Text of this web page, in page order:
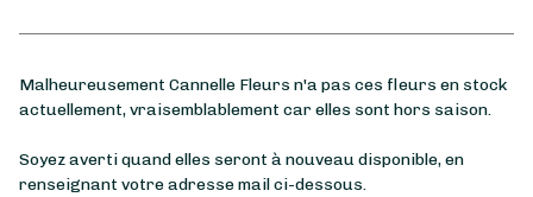
Malheureusement Cannelle Fleurs n'a pas ces fleurs en stock
actuellement, vraisemblablement car elles sont hors saison.
Soyez averti quand elles seront à nouveau disponible, en
renseignant votre adresse mail ci-dessous.